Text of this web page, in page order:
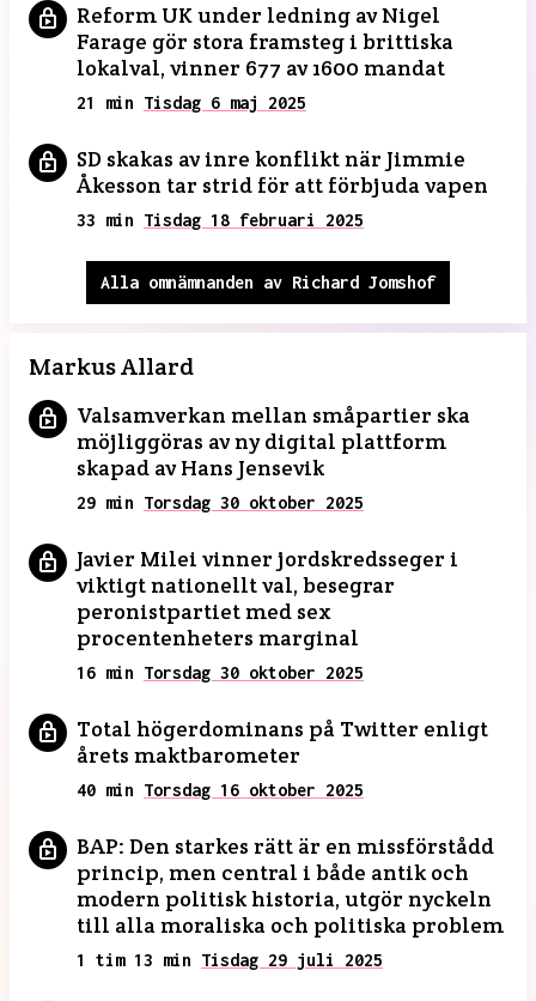
Reform UK under ledning av Nigel
Farage gör stora framsteg i brittiska
lokalval, vinner 677 av 1600 mandat
21 min Tisdag 6 maj 2025
SD skakas av inre konflikt när Jimmie
Åkesson tar strid för att förbjuda vapen
33 min Tisdag 18 februari 2025
Alla omnämnanden av Richard Jomshof
Markus Allard
Valsamverkan mellan småpartier ska
möjliggöras av ny digital plattform
skapad av Hans Jensevik
29 min Torsdag 30 oktober 2025
Javier Milei vinner jordskredsseger i
viktigt nationellt val, besegrar
peronistpartiet med sex
procentenheters marginal
16 min Torsdag 30 oktober 2025
Total högerdominans på Twitter enligt
årets maktbarometer
40 min Torsdag 16 oktober 2025
BAP: Den starkes rätt är en missförstådd
princip, men central i både antik och
modern politisk historia, utgör nyckeln
till alla moraliska och politiska problem
1 tim 13 min Tisdag 29 juli 2025